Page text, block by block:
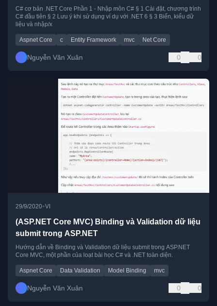
C# cơ bản .NET Core Phần 1 - Nhập môn C# § 1 Cài đặt, chương trình
C# đầu tiên § 2 Lưu ý khi sử dụng ví dụ với .NET 6 § 3 Biến, kiểu dữ
liệu và nhập/x
Aspnet Core c Entity Framework mvc Net Core
Nguyễn Văn Xuân 0 0
29/9/2020•VI
(ASP.NET Core MVC) Binding và Validation dữ liệu
submit trong ASP.NET
Hướng dẫn về Binding và Validation dữ liệu submit trong ASP.NET
Core MVC, một phần của loạt bài học C# và .NET toàn diện.
Aspnet Core Data Validation Model Binding mvc
Nguyễn Văn Xuân 0 0